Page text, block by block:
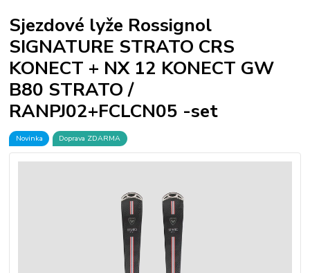
Sjezdové lyže Rossignol
SIGNATURE STRATO CRS
KONECT + NX 12 KONECT GW
B80 STRATO /
RANPJ02+FCLCN05 -set
Novinka Doprava ZDARMA